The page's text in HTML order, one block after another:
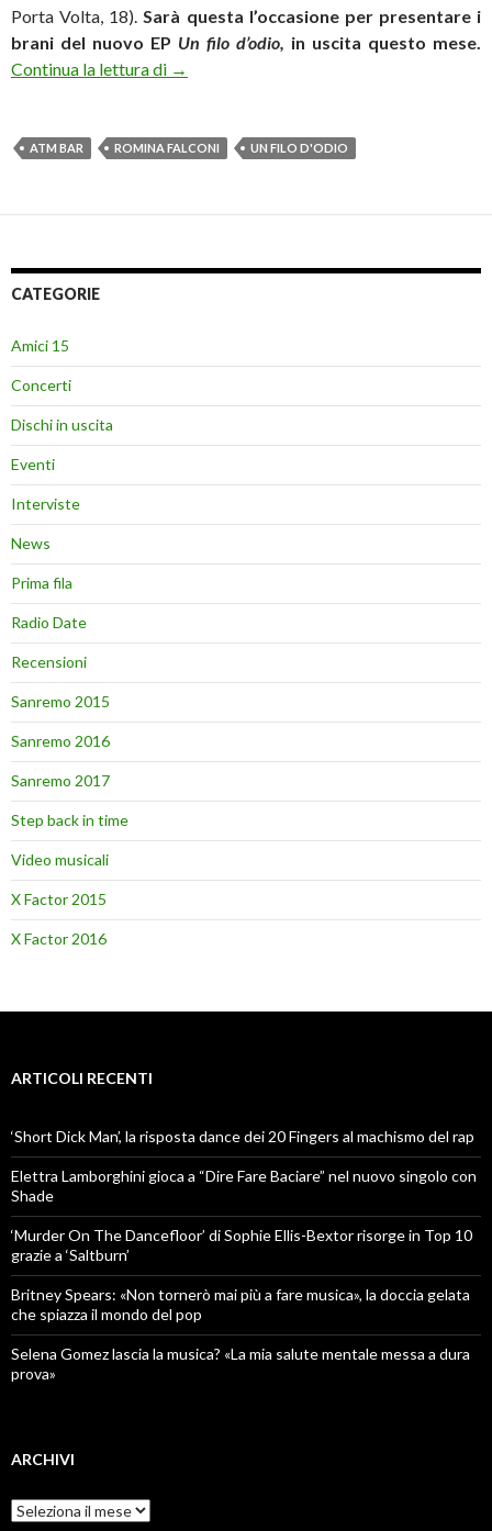
Porta Volta, 18). Sarà questa l’occasione per presentare i
brani del nuovo EP Un filo d’odio, in uscita questo mese.
Continua la lettura di
Romina Falconi, in arrivo l’EP “Un filo
→
ATM BAR ROMINA FALCONI UN FILO D'ODIO
CATEGORIE
Amici 15
Concerti
Dischi in uscita
Eventi
Interviste
News
Prima fila
Radio Date
Recensioni
Sanremo 2015
Sanremo 2016
Sanremo 2017
Step back in time
Video musicali
X Factor 2015
X Factor 2016
ARTICOLI RECENTI
‘Short Dick Man’, la risposta dance dei 20 Fingers al machismo del rap
Elettra Lamborghini gioca a “Dire Fare Baciare” nel nuovo singolo con
Shade
‘Murder On The Dancefloor’ di Sophie Ellis-Bextor risorge in Top 10
grazie a ‘Saltburn’
Britney Spears: «Non tornerò mai più a fare musica», la doccia gelata
che spiazza il mondo del pop
Selena Gomez lascia la musica? «La mia salute mentale messa a dura
prova»
ARCHIVI
Archivi